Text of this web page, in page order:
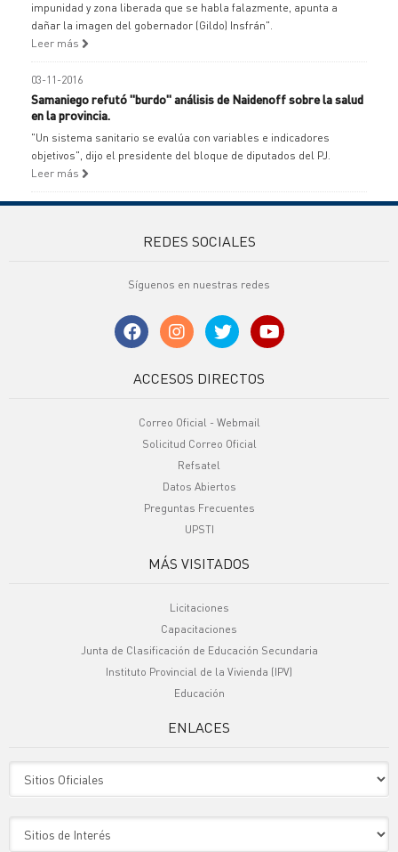
impunidad y zona liberada que se habla falazmente, apunta a
dañar la imagen del gobernador (Gildo) Insfrán".
Leer más
03-11-2016
Samaniego refutó "burdo" análisis de Naidenoff sobre la salud
en la provincia.
"Un sistema sanitario se evalúa con variables e indicadores
objetivos", dijo el presidente del bloque de diputados del PJ.
Leer más
REDES SOCIALES
Síguenos en nuestras redes
ACCESOS DIRECTOS
Correo Oficial - Webmail
Solicitud Correo Oficial
Refsatel
Datos Abiertos
Preguntas Frecuentes
UPSTI
MÁS VISITADOS
Licitaciones
Capacitaciones
Junta de Clasificación de Educación Secundaria
Instituto Provincial de la Vivienda (IPV)
Educación
ENLACES